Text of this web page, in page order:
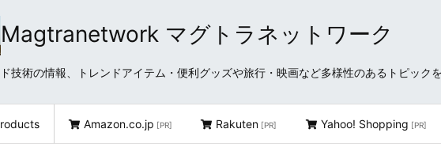
Magtranetwork マグトラネットワーク
技術の情報、トレンドアイテム・便利グッズや旅行・映画など多様性のあるトピックを
Amazon.co.jp [PR] Rakuten [PR] Yahoo! Shopping [PR]